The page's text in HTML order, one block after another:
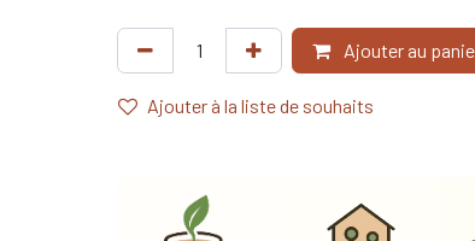
Ajouter au
Ajouter à la liste de souhaits